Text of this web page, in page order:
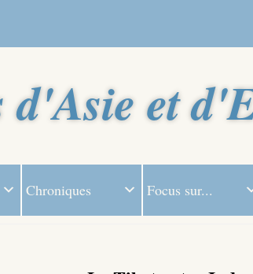
et
Chroniques Focus sur...